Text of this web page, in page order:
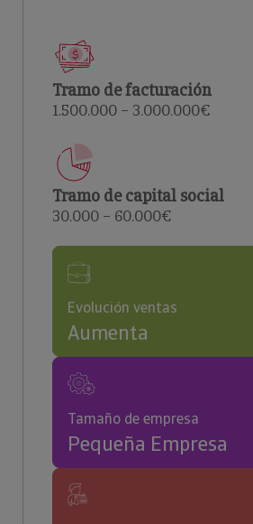
Tramo de facturación
1.500.000 – 3.000.000€
Tramo de capital social
30.000 – 60.000€
Evolución ventas
Aumenta
Tamaño de empresa
Pequeña Empresa